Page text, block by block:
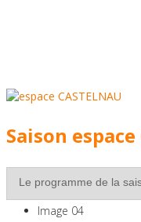
à
Image 04
Saison
Le programme de la